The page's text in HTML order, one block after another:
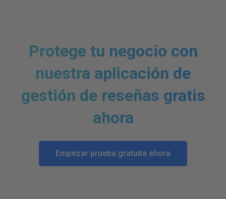
Protege tu negocio con
nuestra aplicación de
gestión de reseñas gratis
ahora
Empezar prueba gratuita ahora